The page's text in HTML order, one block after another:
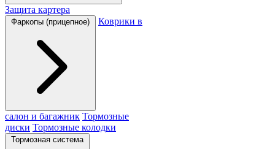
Защита картера
Фаркопы (прицепное) Коврики в
салон и багажник Тормозные
диски Тормозные колодки
Тормозная система